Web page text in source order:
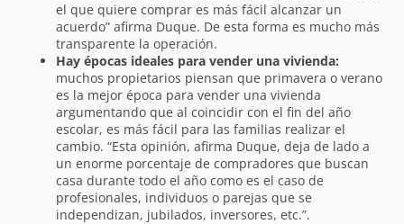
el que quiere comprar es más fácil alcanzar un
acuerdo” afirma Duque. De esta forma es mucho más
transparente la operación.
Hay épocas ideales para vender una vivienda:
muchos propietarios piensan que primavera o verano
es la mejor época para vender una vivienda
argumentando que al coincidir con el fin del año
escolar, es más fácil para las familias realizar el
cambio. “Esta opinión, afirma Duque, deja de lado a
un enorme porcentaje de compradores que buscan
casa durante todo el año como es el caso de
profesionales, individuos o parejas que se
independizan, jubilados, inversores, etc.”.